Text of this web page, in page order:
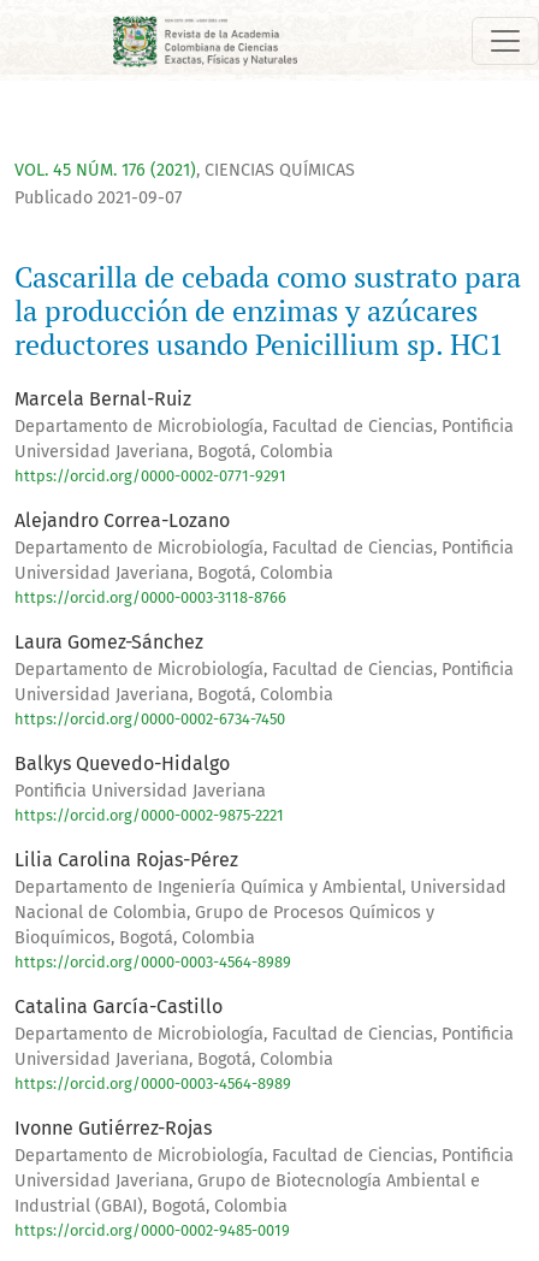
Cascarilla de cebada como sustrato para la producción de
VOL. 45 NÚM. 176 (2021), CIENCIAS QUÍMICAS
Cascarilla de cebada como sustrato para
la producción de enzimas y azúcares
reductores usando Penicillium sp. HC1
Publicado 2021-09-07
Marcela Bernal-Ruiz
Departamento de Microbiología, Facultad de Ciencias, Pontificia
Universidad Javeriana, Bogotá, Colombia
https://orcid.org/0000-0002-0771-9291
Alejandro Correa-Lozano
Departamento de Microbiología, Facultad de Ciencias, Pontificia
Universidad Javeriana, Bogotá, Colombia
https://orcid.org/0000-0003-3118-8766
Laura Gomez-Sánchez
Departamento de Microbiología, Facultad de Ciencias, Pontificia
Universidad Javeriana, Bogotá, Colombia
https://orcid.org/0000-0002-6734-7450
Balkys Quevedo-Hidalgo
Pontificia Universidad Javeriana
https://orcid.org/0000-0002-9875-2221
Lilia Carolina Rojas-Pérez
Departamento de Ingeniería Química y Ambiental, Universidad
Nacional de Colombia, Grupo de Procesos Químicos y
Bioquímicos, Bogotá, Colombia
https://orcid.org/0000-0003-4564-8989
Catalina García-Castillo
Departamento de Microbiología, Facultad de Ciencias, Pontificia
Universidad Javeriana, Bogotá, Colombia
https://orcid.org/0000-0003-4564-8989
Ivonne Gutiérrez-Rojas
Departamento de Microbiología, Facultad de Ciencias, Pontificia
Universidad Javeriana, Grupo de Biotecnología Ambiental e
Industrial (GBAI), Bogotá, Colombia
https://orcid.org/0000-0002-9485-0019